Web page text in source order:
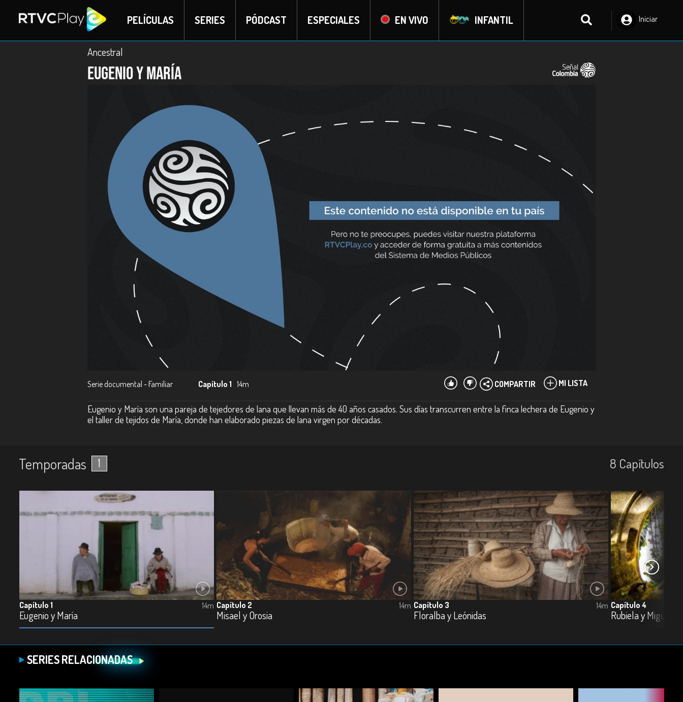
PELÍCULAS SERIES PÓDCAST ESPECIALES EN VIVO INFANTIL
Iniciar
Ancestral
Eugenio y María
Serie documental - Familiar Capítulo 1 14m MI LISTA
COMPARTIR
Eugenio y María son una pareja de tejedores de lana que llevan más de 40 años casados. Sus días transcurren entre la finca lechera de Eugenio y
el taller de tejidos de María, donde han elaborado piezas de lana virgen por décadas.
Temporadas 1 8 Capí­tulos
Capítulo 1
Eugenio y María
14m Capítulo 2
Misael y Orosia
14m Capítulo 3
Floralba y Leónidas
14m Capítulo 4
Rubiela y Miguel
SERIES RELACIONADAS